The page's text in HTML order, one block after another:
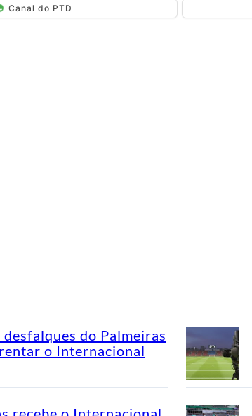
Canal do PTD
desfalques do Palmeiras
o Internacional